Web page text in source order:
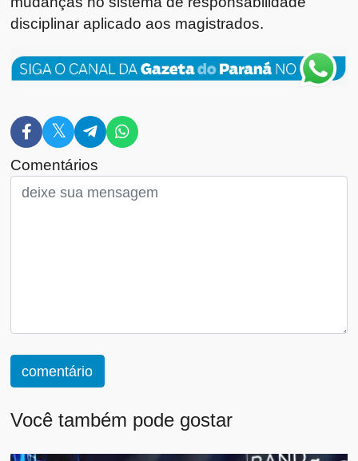
disciplinar aplicado aos magistrados.
Comentários
comentário
Você também pode gostar